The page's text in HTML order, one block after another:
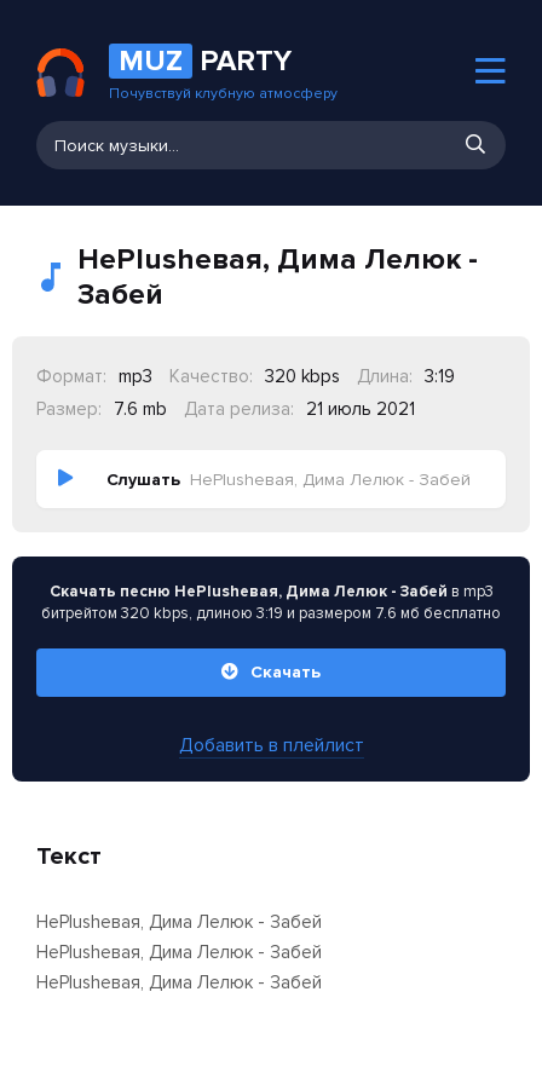
MUZ PARTY
Почувствуй клубную атмосферу
НеPlushевая, Дима Лелюк -
Забей
Формат: mp3 Качество: 320 kbps Длина:
3:19
Размер:
7.6 mb Дата релиза: 21 июль 2021
Слушать НеPlushевая, Дима Лелюк - Забей
Скачать песню НеPlushевая, Дима Лелюк - Забей в mp3
битрейтом 320 kbps, длиною 3:19 и размером 7.6 мб бесплатно
Скачать
Добавить в плейлист
Текст
НеPlushевая, Дима Лелюк - Забей
НеPlushевая, Дима Лелюк - Забей
НеPlushевая, Дима Лелюк - Забей